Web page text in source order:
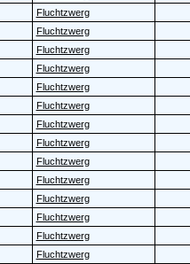
Fluchtzwerg
Fluchtzwerg
Fluchtzwerg
Fluchtzwerg
Fluchtzwerg
Fluchtzwerg
Fluchtzwerg
Fluchtzwerg
Fluchtzwerg
Fluchtzwerg
Fluchtzwerg
Fluchtzwerg
Fluchtzwerg
Fluchtzwerg